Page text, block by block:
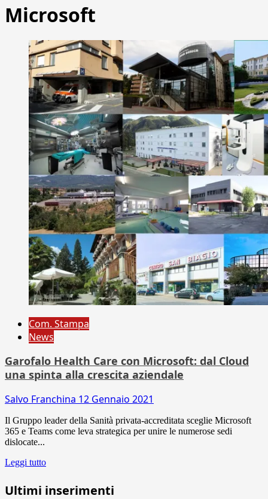
Microsoft
Com. Stampa
News
Garofalo Health Care con Microsoft: dal Cloud
una spinta alla crescita aziendale
Salvo Franchina 12 Gennaio 2021
Il Gruppo leader della Sanità privata-accreditata sceglie Microsoft
365 e Teams come leva strategica per unire le numerose sedi
dislocate...
Leggi tutto
Ultimi inserimenti